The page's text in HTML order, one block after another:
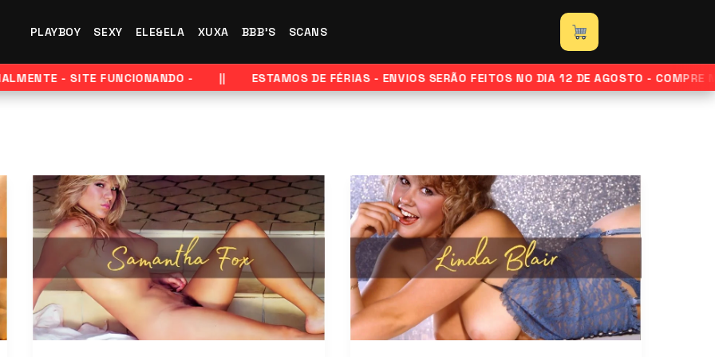
PLAYBOY SEXY ELE&ELA XUXA BBB'S SCANS
- SITE FUNCIONANDO - ESTAMOS DE FÉRIAS - ENVIOS SERÃO FEITOS NO DIA 12 DE AGOSTO - COMPRE